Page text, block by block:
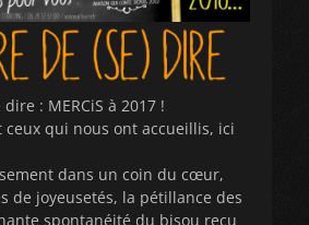
: MERCiS à 2017 !
ceux qui nous ont accueillis, ici
dans un coin du cœur,
de joyeusetés, la pétillance des
spontanéité du bisou reçu